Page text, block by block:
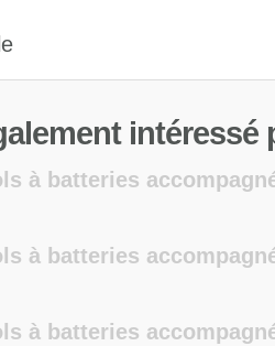
(VF81236)
(VF81237)
intéressé
à batteries
à batteries
à batteries